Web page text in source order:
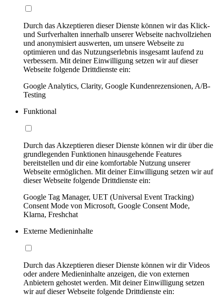
Durch das Akzeptieren dieser Dienste können wir das Klick-
und Surfverhalten innerhalb unserer Webseite nachvollziehen
und anonymisiert auswerten, um unsere Webseite zu
optimieren und das Nutzungserlebnis insgesamt laufend zu
verbessern. Mit deiner Einwilligung setzen wir auf dieser
Webseite folgende Drittdienste ein:
Google Analytics, Clarity, Google Kundenrezensionen, A/B-
Testing
Funktional
Durch das Akzeptieren dieser Dienste können wir dir über die
grundlegenden Funktionen hinausgehende Features
bereitstellen und dir eine komfortable Nutzung unserer
Webseite ermöglichen. Mit deiner Einwilligung setzen wir auf
dieser Webseite folgende Drittdienste ein:
Google Tag Manager, UET (Universal Event Tracking)
Consent Mode von Microsoft, Google Consent Mode,
Klarna, Freshchat
Externe Medieninhalte
Durch das Akzeptieren dieser Dienste können wir dir Videos
oder andere Medieninhalte anzeigen, die von externen
Anbietern gehostet werden. Mit deiner Einwilligung setzen
wir auf dieser Webseite folgende Drittdienste ein: